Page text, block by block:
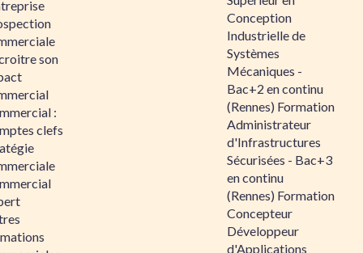
son
:
clefs
Conception
Industrielle de
Systèmes
Mécaniques -
Bac+2 en continu
(Rennes) Formation
Administrateur
d'Infrastructures
Sécurisées - Bac+3
en continu
(Rennes) Formation
Concepteur
Développeur
d'Applications